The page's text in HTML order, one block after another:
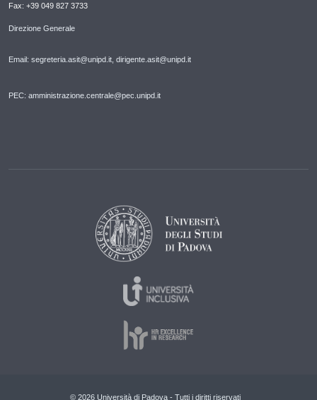
Fax: +39 049 827 3733
Direzione Generale
Email: segreteria.asit@unipd.it, dirigente.asit@unipd.it
PEC: amministrazione.centrale@pec.unipd.it
© 2026 Università di Padova - Tutti i diritti riservati